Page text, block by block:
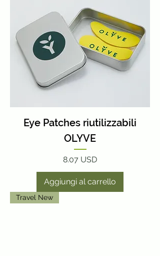
Eye Patches riutilizzabili
OLYVE
Prezzo
8.07 USD
Aggiungi al carrello
Travel New